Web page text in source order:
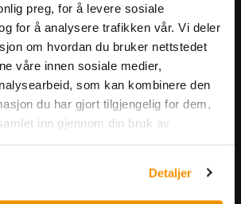
preg, for å levere sosiale
for å analysere trafikken vår. Vi deler
om hvordan du bruker nettstedet
våre innen sosiale medier,
som kan kombinere den
du har gjort tilgjengelig for dem,
inn gjennom din bruk av
Detaljer
nyhetsbrev